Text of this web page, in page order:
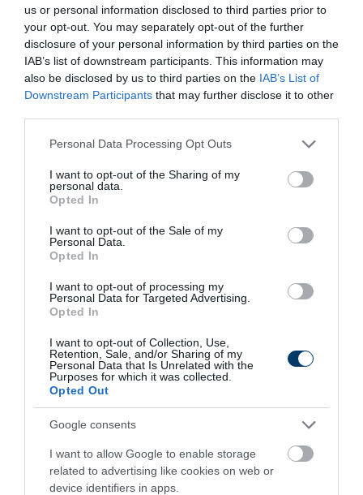
us or personal information disclosed to third parties prior to
your opt-out. You may separately opt-out of the further
disclosure of your personal information by third parties on the
IAB’s list of downstream participants. This information may
also be disclosed by us to third parties on the IAB’s List of
Downstream Participants that may further disclose it to other
Please note that this website/app uses one or more Google
not limited to your visit or usage behaviour. You may click to
grant or deny consent to Google and its third-party tags to
use your data for below specified purposes in below Google
consent section.
Personal Data Processing Opt Outs
I want to opt-out of the Sharing of my
personal data.
Opted In
I want to opt-out of the Sale of my
Personal Data.
Opted In
I want to opt-out of processing my
Personal Data for Targeted Advertising.
Opted In
I want to opt-out of Collection, Use,
Retention, Sale, and/or Sharing of my
Personal Data that Is Unrelated with the
Purposes for which it was collected.
Opted Out
Google consents
I want to allow Google to enable storage
related to advertising like cookies on web or
device identifiers in apps.
10 h 40 min
This Simple Trick Removes All Parasites From
Your Body!
232 102
3 h 25 min